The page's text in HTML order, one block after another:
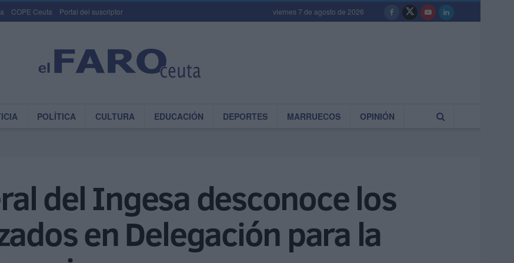
COPE Ceuta Portal del suscriptor viernes 7 de agosto de 2026
POLÍTICA CULTURA EDUCACIÓN DEPORTES MARRUECOS OPINIÓN
del Ingesa desconoce los
en Delegación para la